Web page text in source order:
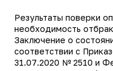
Результаты поверки
необходимость
Заключение о
соответствии с
31.07.2020 № 2510 и